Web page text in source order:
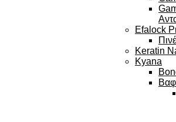
Efalock
Keratin
Kyana